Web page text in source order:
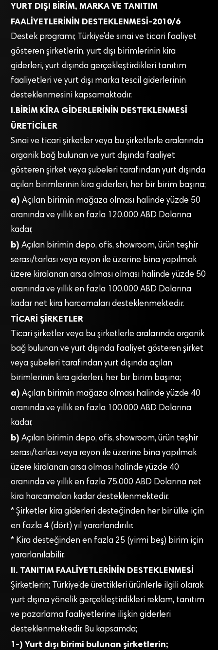
YURT DIŞI BİRİM, MARKA VE TANITIM
FAALİYETLERİNİN DESTEKLENMESİ-2010/6
Destek programı; Türkiye’de sınai ve ticari faaliyet
gösteren şirketlerin, yurt dışı birimlerinin kira
giderleri, yurt dışında gerçekleştirdikleri tanıtım
faaliyetleri ve yurt dışı marka tescil giderlerinin
desteklenmesini kapsamaktadır.
I.BİRİM KİRA GİDERLERİNİN DESTEKLENMESİ
ÜRETİCİLER
Sınai ve ticari şirketler veya bu şirketlerle aralarında
organik bağ bulunan ve yurt dışında faaliyet
gösteren şirket veya şubeleri tarafından yurt dışında
açılan birimlerinin kira giderleri, her bir birim başına;
a) Açılan birimin mağaza olması halinde yüzde 50
oranında ve yıllık en fazla 120.000 ABD Dolarına
kadar,
b) Açılan birimin depo, ofis, showroom, ürün teşhir
serası/tarlası veya reyon ile üzerine bina yapılmak
üzere kiralanan arsa olması olması halinde yüzde 50
oranında ve yıllık en fazla 100.000 ABD Dolarına
kadar net kira harcamaları desteklenmektedir.
TİCARİ ŞİRKETLER
Ticari şirketler veya bu şirketlerle aralarında organik
bağ bulunan ve yurt dışında faaliyet gösteren şirket
veya şubeleri tarafından yurt dışında açılan
birimlerinin kira giderleri, her bir birim başına;
a) Açılan birimin mağaza olması halinde yüzde 40
oranında ve yıllık en fazla 100.000 ABD Dolarına
kadar,
b) Açılan birimin depo, ofis, showroom, ürün teşhir
serası/tarlası veya reyon ile üzerine bina yapılmak
üzere kiralanan arsa olması halinde yüzde 40
oranında ve yıllık en fazla 75.000 ABD Dolarına net
kira harcamaları kadar desteklenmektedir.
* Şirketler kira giderleri desteğinden her bir ülke için
en fazla 4 (dört) yıl yararlandırılır.
* Kira desteğinden en fazla 25 (yirmi beş) birim için
yararlanılabilir.
II. TANITIM FAALİYETLERİNİN DESTEKLENMESİ
Şirketlerin; Türkiye’de ürettikleri ürünlerle ilgili olarak
yurt dışına yönelik gerçekleştirdikleri reklam, tanıtım
ve pazarlama faaliyetlerine ilişkin giderleri
desteklenmektedir. Bu kapsamda;
1-) Yurt dışı birimi bulunan şirketlerin;